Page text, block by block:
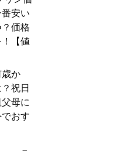
安い
価格
【値
か
祝日
母に
おす